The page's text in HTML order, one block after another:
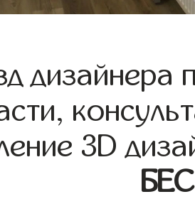
дизайнера
3D